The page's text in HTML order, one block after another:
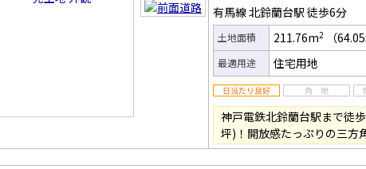
有馬線 北鈴蘭台駅 徒歩6分
土地面積 211.76m2 （64.05
最適用途
住宅用地
神戸電鉄北鈴蘭台駅まで徒
坪)！開放感たっぷりの三方